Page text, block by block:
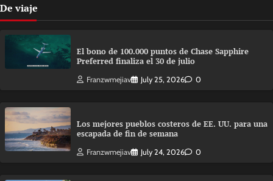
De viaje
El bono de 100.000 puntos de Chase Sapphire
Preferred finaliza el 30 de julio
Franzwmejiav July 25, 2026 0
Los mejores pueblos costeros de EE. UU. para una
escapada de fin de semana
Franzwmejiav July 24, 2026 0